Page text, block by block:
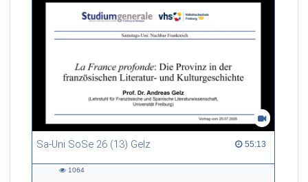
Sa-Uni SoSe 26 (13) Gelz 55:13
55:13 duration
1064